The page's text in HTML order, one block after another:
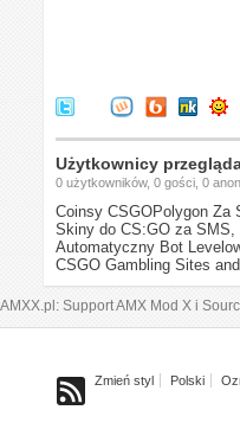
Użytkownicy
0 użytkowników, 0 gości, 0
Coinsy CSGOPolygon Za
Skiny do CS:GO za
Automatyczny Bot
CSGO Gambling Sites
AMXX.pl: Support AMX Mod X i
Zmień styl Polski